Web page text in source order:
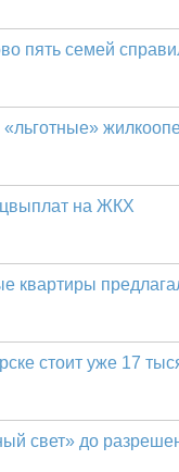
пять семей
на ЖКХ
квартиры
стоит уже 17
свет» до